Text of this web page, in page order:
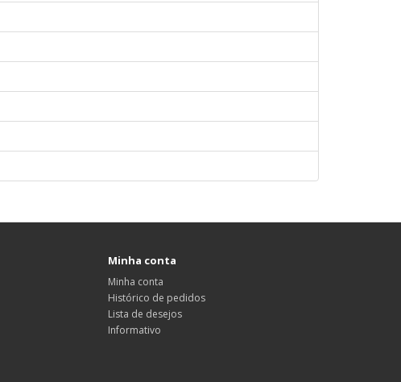
Minha conta
Minha conta
Histórico de pedidos
Lista de desejos
Informativo